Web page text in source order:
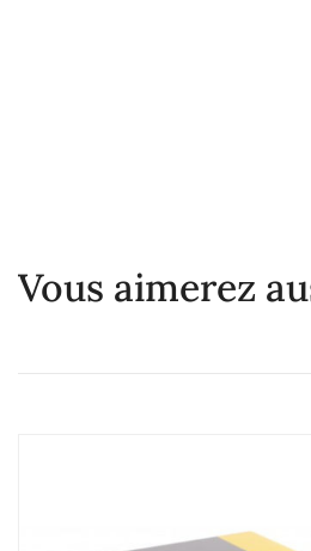
Vous aimerez